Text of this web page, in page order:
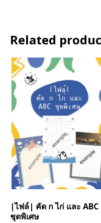
Related
|ไฟล์| คัด ก ไก่ และ ABC
ชุดพิเศษ